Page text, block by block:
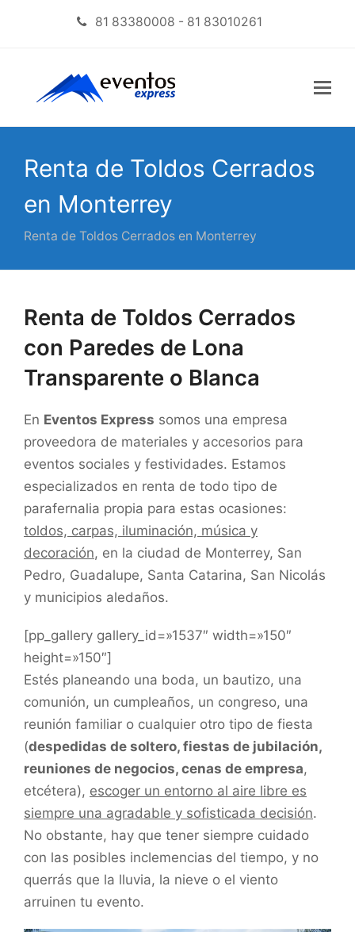
81 83380008 - 81 83010261
Renta de Toldos Cerrados
en Monterrey
Renta de Toldos Cerrados en Monterrey
Renta de Toldos Cerrados
con Paredes de Lona
Transparente o Blanca
En Eventos Express somos una empresa
proveedora de materiales y accesorios para
eventos sociales y festividades. Estamos
especializados en renta de todo tipo de
parafernalia propia para estas ocasiones:
toldos, carpas, iluminación, música y
decoración, en la ciudad de Monterrey, San
Pedro, Guadalupe, Santa Catarina, San Nicolás
y municipios aledaños.
[pp_gallery gallery_id=»1537″ width=»150″
height=»150″]
Estés planeando una boda, un bautizo, una
comunión, un cumpleaños, un congreso, una
reunión familiar o cualquier otro tipo de fiesta
(despedidas de soltero, fiestas de jubilación,
reuniones de negocios, cenas de empresa,
etcétera), escoger un entorno al aire libre es
siempre una agradable y sofisticada decisión.
No obstante, hay que tener siempre cuidado
con las posibles inclemencias del tiempo, y no
querrás que la lluvia, la nieve o el viento
arruinen tu evento.